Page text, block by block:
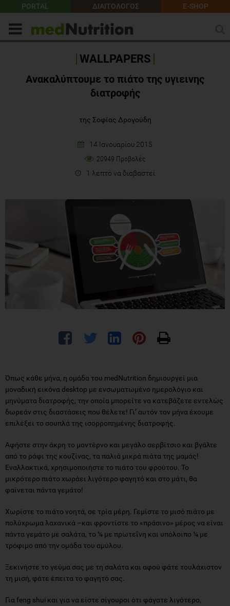
PORTAL ΔΙΑΙΤΟΛΟΓΟΣ E-SHOP
WALLPAPERS
Ανακαλύπτουμε το πιάτο της υγιεινης
διατροφής
της Σοφίας Δρογούδη
14 Ιανουαρίου 2015
20949 Προβολές
1 λεπτό να διαβαστεί
Όπως κάθε μήνα, η ομάδα του medNutrition δημιουργεί μια
μοναδική εικόνα desktop με ενσωματωμένο ημερολόγιο και
μηνύματα διατροφής, την οποία μπορείτε να κατεβάζετε εντελώς
δωρεάν στις διαστάσεις που θέλετε! Γι’ αυτόν τον μήνα έχουμε
επιλέξει το σουπλά της ισορροπημένης διατροφής.
Αφήστε στην άκρη το μοντέρνο και μεγάλο σερβίτσιο και βγάλτε
από το ράφι της κουζίνας, τα παλιά μικρά πιάτα της μαμάς!
Εναλλακτικά, χρησιμοποιήστε το πιάτο του φρούτου. Το
μικρότερο πιάτο χωράει λιγότερο φαγητό και στο μάτι, θα
φαίνεται πάντα γεμάτο!
Χωρίστε το πιάτο νοητά, σε τρία μέρη. Γεμίστε το μισό πιάτο με
πολύχρωμα λαχανικά –και φροντίστε το «πράσινο» μέρος να είναι
πάντα γεμάτο με σαλάτα, το ¼ με πρωτεΐνη και υπόλοιπο ¼ με
τρόφιμο από την ομάδα του αμύλου.
Ξεκινήστε το γεύμα σας με τη σαλάτα και αφού φάτε τουλάχιστον
τη μισή, φάτε έπειτα το φαγητό σας.
Για feng shui και για να είστε σίγουροι ότι φάγατε λιγότερο,